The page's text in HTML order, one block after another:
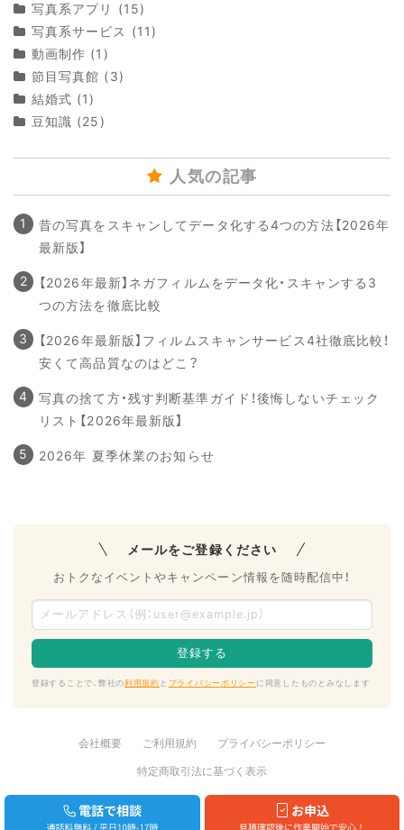
写真系アプリ
(15)
写真系サービス (11)
動画制作 (1)
節目写真館 (3)
結婚式 (1)
豆知識 (25)
人気の記事
昔の写真をスキャンしてデータ化する4つの方法【2026年
最新版】
【2026年最新】ネガフィルムをデータ化・スキャンする3
つの方法を徹底比較
【2026年最新版】フィルムスキャンサービス4社徹底比較！
安くて高品質なのはどこ？
写真の捨て方・残す判断基準ガイド！後悔しないチェック
リスト【2026年最新版】
2026年 夏季休業のお知らせ
メールをご登録ください
おトクなイベントやキャンペーン情報を随時配信中！
登録することで、弊社の利用規約 と プライバシーポリシーに同意したものとみなします
会社概要 ご利用規約 プライバシーポリシー
特定商取引法に基づく表示
写真スキャンデータ化サービスの節目写真館